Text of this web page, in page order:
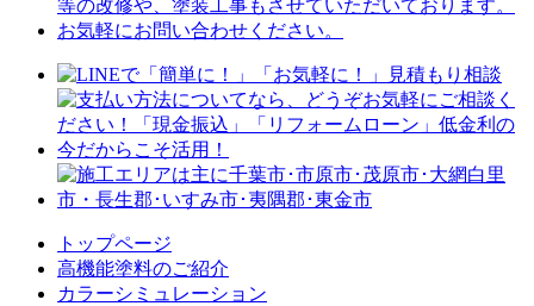
トップページ
⾼機能塗料のご紹介
カラーシミュレーション